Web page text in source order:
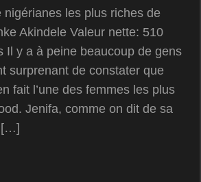
nigérianes les plus riches de
Akindele Valeur nette: 510
Il y a à peine beaucoup de gens
surprenant de constater que
fait l’une des femmes les plus
Jenifa, comme on dit de sa
[…]